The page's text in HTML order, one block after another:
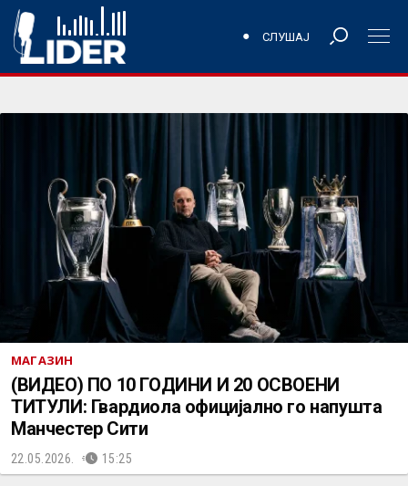
СЛУШАЈ
МАГАЗИН
(ВИДЕО) ПО 10 ГОДИНИ И 20 ОСВОЕНИ
ТИТУЛИ: Гвардиола официјално го напушта
Манчестер Сити
22.05.2026. 15:25